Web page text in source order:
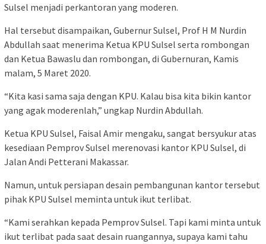
Sulsel menjadi perkantoran yang moderen.
Hal tersebut disampaikan, Gubernur Sulsel, Prof H M Nurdin
Abdullah saat menerima Ketua KPU Sulsel serta rombongan
dan Ketua Bawaslu dan rombongan, di Gubernuran, Kamis
malam, 5 Maret 2020.
“Kita kasi sama saja dengan KPU. Kalau bisa kita bikin kantor
yang agak moderenlah,” ungkap Nurdin Abdullah.
Ketua KPU Sulsel, Faisal Amir mengaku, sangat bersyukur atas
kesediaan Pemprov Sulsel merenovasi kantor KPU Sulsel, di
Jalan Andi Petterani Makassar.
Namun, untuk persiapan desain pembangunan kantor tersebut
pihak KPU Sulsel meminta untuk ikut terlibat.
“Kami serahkan kepada Pemprov Sulsel. Tapi kami minta untuk
ikut terlibat pada saat desain ruangannya, supaya kami tahu